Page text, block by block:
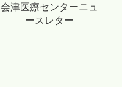
会津医療センターニュ
ースレター